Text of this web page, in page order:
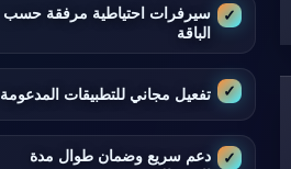
سيرفرات احتياطية مرفقة حسب
الباقة
تفعيل مجاني للتطبيقات المدعومة
دعم سريع وضمان طوال مدة